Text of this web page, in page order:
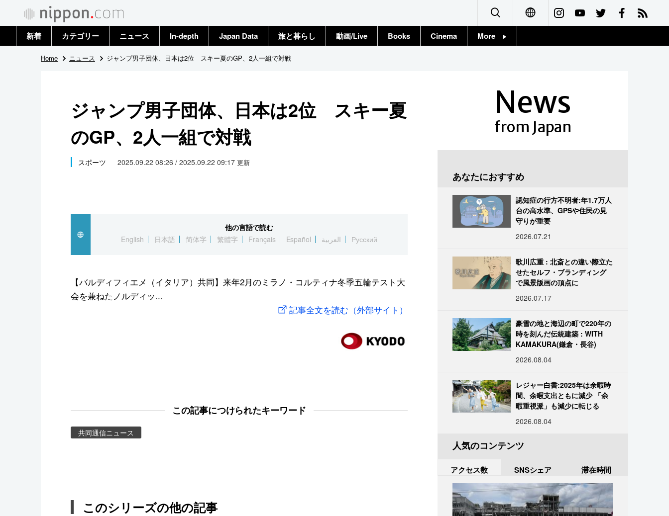
Français
新着 カテゴリー
政治・外交
国際
社会
文化
スポーツ・東京2020
ニュース
トップ
In-depth Japan Data 旅と暮らし 動画/Live Books Cinema More
Home ニュース ジャンプ男子団体、日本は2位 スキー夏のGP、2人一組で対戦
ジャンプ男子団体、日本は2位 スキー夏
のGP、2人一組で対戦
スポーツ 2025.09.22 08:26 / 2025.09.22 09:17 更新
他の言語で読む
English
日本語 简体字 繁體字 Français Español العربية Русский
【バルディフィエメ（イタリア）共同】来年2月のミラノ・コルティナ冬季五輪テスト大
会を兼ねたノルディッ...
記事全文を読む（外部サイト）
この記事につけられたキーワード
共同通信ニュース
このシリーズの他の記事
News
from Japan
あなたにおすすめ
認知症の行方不明者:年1.7万人
台の高水準、GPSや住民の見
守りが重要
2026.07.21
歌川広重 : 北斎との違い際立た
せたセルフ・ブランディング
で風景版画の頂点に
2026.07.17
豪雪の地と海辺の町で220年の
時を刻んだ伝統建築 : WITH
KAMAKURA(鎌倉・長谷)
2026.08.04
レジャー白書:2025年は余暇時
間、余暇支出ともに減少 「余
暇重視派」も減少に転じる
2026.08.04
人気のコンテンツ
アクセス数 SNSシェア 滞在時間